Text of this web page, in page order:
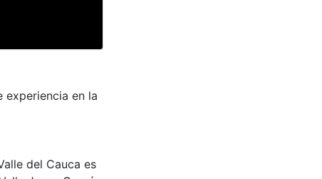
experiencia en la
del Cauca es